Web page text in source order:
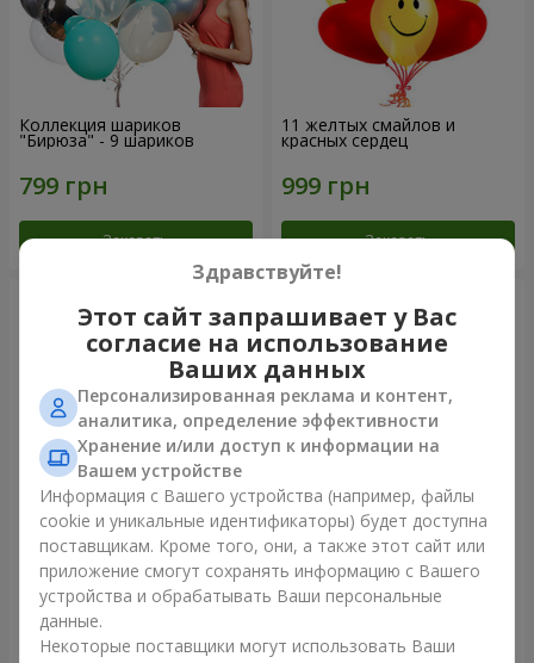
Коллекция шариков
"Бирюза" - 9 шариков
Заказать
11 желтых смайлов и
красных сердец
Заказать
Фонтан шаров "Небо"
Заказать
Фонтан шаров "Розовое
золото"
Заказать
Здравствуйте!
Этот сайт запрашивает у Вас
согласие на использование
Ваших данных
Персонализированная реклама и контент,
аналитика, определение эффективности
Хранение и/или доступ к информации на
Вашем устройстве
Информация с Вашего устройства (например, файлы
cookie и уникальные идентификаторы) будет доступна
поставщикам. Кроме того, они, а также этот сайт или
приложение смогут сохранять информацию с Вашего
устройства и обрабатывать Ваши персональные
данные.
Некоторые поставщики могут использовать Ваши